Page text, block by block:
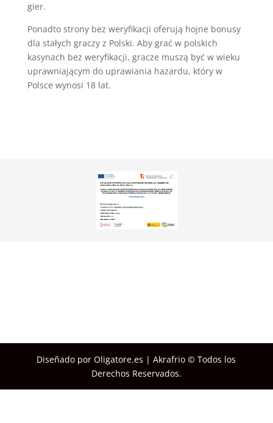
gier.
Ponadto strony bez weryfikacji oferują hojne bonusy
dla stałych graczy z Polski. Aby grać w polskich
kasynach bez weryfikacji, gracze muszą być w wieku
uprawniającym do uprawiania hazardu, który w
Polsce wynosi 18 lat.
Diseñado por Oligatore.es | Akrafrio © Todos los
Derechos Reservados.